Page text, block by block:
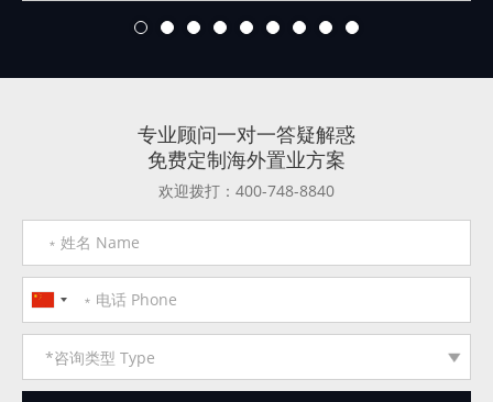
3 4 5 6 7 8 9
专业顾问一对一答疑解惑
免费定制海外置业方案
欢迎拨打：400-748-8840